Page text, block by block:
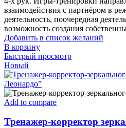
взаимодействия с партнёром в
деятельность, поочередная
возможность создания
Добавить в список желаний
В корзину
Быстрый просмотр
Новый
Add to compare
Тренажер-корректор